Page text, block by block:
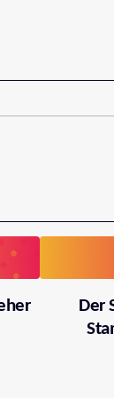
Der